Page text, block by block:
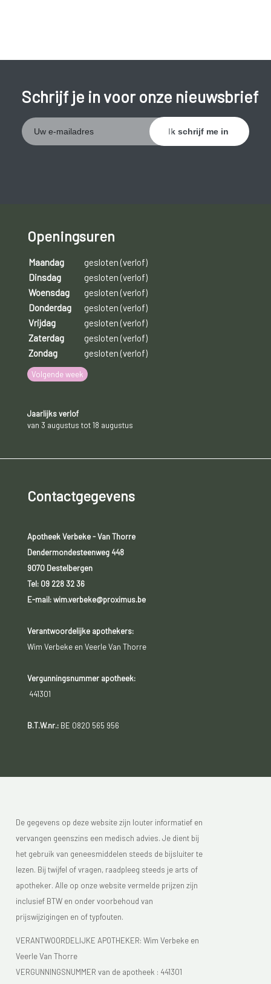
Schrijf je in voor onze nieuwsbrief
Openingsuren
Maandag
gesloten (verlof)
Dinsdag
gesloten (verlof)
Woensdag
gesloten (verlof)
Donderdag
gesloten (verlof)
Vrijdag
gesloten (verlof)
Zaterdag
gesloten (verlof)
Zondag
gesloten (verlof)
Volgende week
Jaarlijks verlof
van 3 augustus tot 18 augustus
Contactgegevens
Apotheek Verbeke - Van Thorre
Dendermondesteenweg 448
9070 Destelbergen
Tel: 09 228 32 36
E-mail: wim.verbeke@proximus.be
Verantwoordelijke apothekers:
Wim Verbeke en Veerle Van Thorre
Vergunningsnummer apotheek:
441301
B.T.W.nr.:BE 0820 565 956
De gegevens op deze website zijn louter informatief en
vervangen geenszins een medisch advies. Je dient bij
het gebruik van geneesmiddelen steeds de bijsluiter te
lezen. Bij twijfel of vragen, raadpleeg steeds je arts of
apotheker. Alle op onze website vermelde prijzen zijn
inclusief BTW en onder voorbehoud van
prijswijzigingen en of typfouten.
VERANTWOORDELIJKE APOTHEKER: Wim Verbeke en
Veerle Van Thorre
VERGUNNINGSNUMMER van de apotheek : 441301